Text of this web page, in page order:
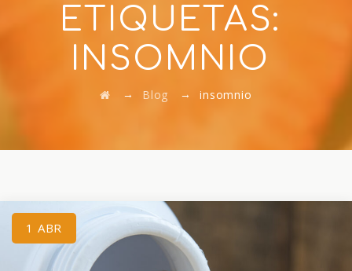
ETIQUETAS:
INSOMNIO
→ Blog → insomnio
1 ABR